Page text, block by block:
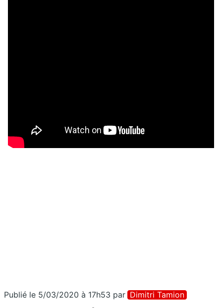
Publié le 5/03/2020 à 17h53 par Dimitri Tamion